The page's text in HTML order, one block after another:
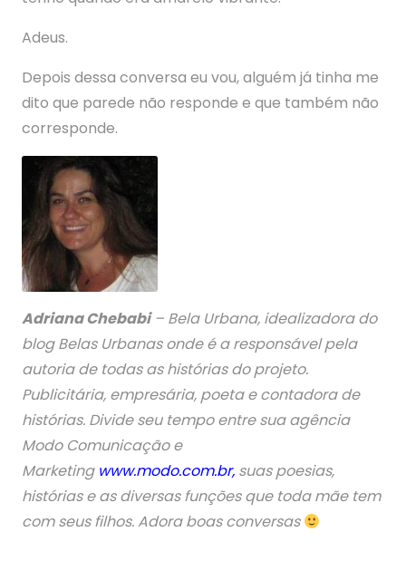
Adeus.
Depois dessa conversa eu vou, alguém já tinha me
dito que parede não responde e que também não
corresponde.
Adriana Chebabi– Bela Urbana, idealizadora do
blog Belas Urbanas onde é a responsável pela
autoria de todas as histórias do projeto.
Publicitária, empresária, poeta e contadora de
histórias. Divide seu tempo entre sua agência
Modo Comunicação e
Marketing www.modo.com.br, suas poesias,
histórias e as diversas funções que toda mãe tem
com seus filhos. Adora boas conversas